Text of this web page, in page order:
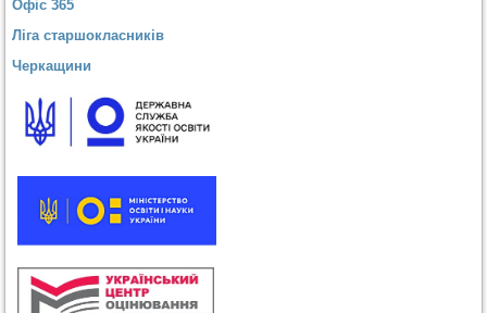
Офіс 365
Ліга старшокласників
Черкащини